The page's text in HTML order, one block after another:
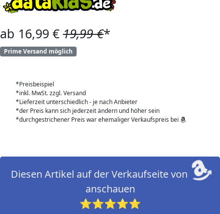
ab 16,99 € 19,99 €*
Prime Versand möglich
*Preisbeispiel
*inkl. MwSt. zzgl. Versand
*Lieferzeit unterschiedlich - je nach Anbieter
*der Preis kann sich jederzeit ändern und höher sein
*durchgestrichener Preis war ehemaliger Verkaufspreis bei
Diesen Artikel auf der Verkaufseite von
anschauen
⭐⭐⭐⭐⭐